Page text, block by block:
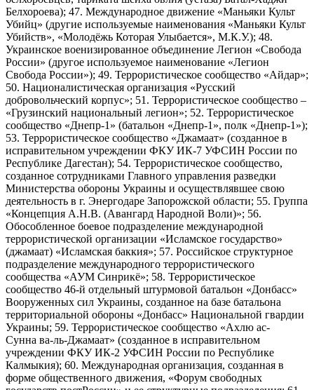
Белхороева); 47. Международное движение «Маньяки Культ
Убийц» (другие используемые наименования «Маньяки Культ
Убийств», «Молодёжь Которая Улыбается», М.К.У.); 48.
Украинское военизированное объединение Легион «Свобода
России» (другое используемое наименование «Легион
Свобода России»); 49. Террористическое сообщество «Айдар»;
50. Националистическая организация «Русский
добровольческий корпус»; 51. Террористическое сообщество –
«Грузинский национальный легион»; 52. Террористическое
сообщество «Днепр-1» (батальон «Днепр-1», полк «Днепр-1»);
53. Террористическое сообщество «Джамаат» (созданное в
исправительном учреждении ФКУ ИК-7 УФСИН России по
Республике Дагестан); 54. Террористическое сообщество,
созданное сотрудниками Главного управления разведки
Министерства обороны Украины и осуществлявшее свою
деятельность в г. Энергодаре Запорожской области; 55. Группа
«Концепция А.Н.В. (Авангард Народной Воли)»; 56.
Обособленное боевое подразделение международной
террористической организации «Исламское государство»
(джамаат) «Исламская баккия»; 57. Российское структурное
подразделение международного террористического
сообщества «АУМ Синрикё»; 58. Террористическое
сообщество 46-й отдельный штурмовой батальон «Донбасс»
Вооруженных сил Украины, созданное на базе батальона
территориальной обороны «Донбасс» Национальной гвардии
Украины; 59. Террористическое сообщество «Ахлю ас-
Сунна ва-ль-Джамаат» (созданное в исправительном
учреждении ФКУ ИК-2 УФСИН России по Республике
Калмыкия); 60. Международная организация, созданная в
форме общественного движения, «Форум свободных